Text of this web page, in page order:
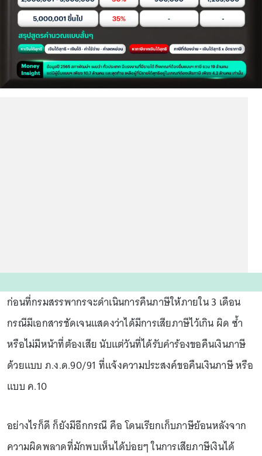
ก่อนที่กรมสรรพากรจะดำเนินการคืนภาษีให้ภายใน 3 เดือน
กรณีมีเอกสารชัดเจนแสดงว่าได้มีการเสียภาษีไว้เกิน ผิด ซ้ำ
หรือไม่มีหน้าที่ต้องเสีย นับแต่วันที่ได้รับคำร้องขอคืนเงินภาษี
ด้วยแบบ ภ.ง.ด.90/91 ที่แจ้งความประสงค์ขอคืนเงินภาษี หรือ
แบบ ค.10
อย่างไรก็ดี ก็ยังมีอีกกรณี คือ โดนเรียกเก็บภาษีย้อนหลังจาก
ความผิดพลาดที่มักพบเห็นได้บ่อยๆ ในการเสียภาษีเงินได้